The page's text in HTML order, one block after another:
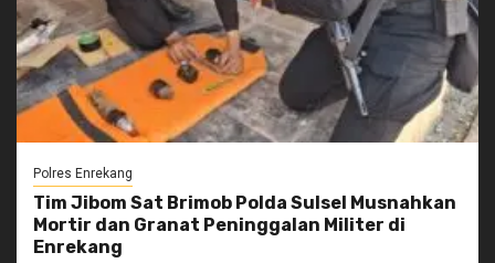
Polres Enrekang
Tim Jibom Sat Brimob Polda Sulsel Musnahkan
Mortir dan Granat Peninggalan Militer di
Enrekang